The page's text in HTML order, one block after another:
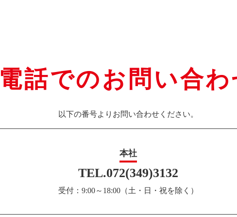
電話でのお問い合
以下の番号よりお問い合わせください。
本社
TEL.072(349)3132
受付：9:00～18:00（土・日・祝を除く）